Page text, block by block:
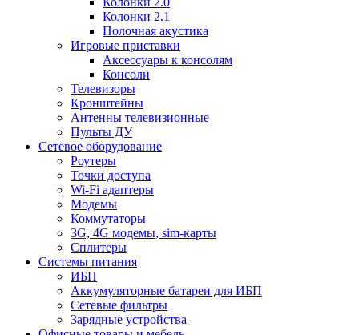
Колонки 2.1
Полочная акустика
Игровые приставки
Аксессуары к консолям
Консоли
Телевизоры
Кронштейны
Антенны телевизионные
Пульты ДУ
Сетевое оборудование
Роутеры
Точки доступа
Wi-Fi адаптеры
Модемы
Коммутаторы
3G, 4G модемы, sim-карты
Сплитеры
Системы питания
ИБП
Аккумуляторные батареи для ИБП
Сетевые фильтры
Зарядные устройства